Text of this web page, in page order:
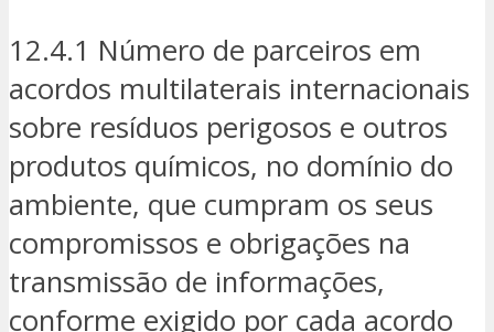
12.4.1 Número de parceiros em
acordos multilaterais internacionais
sobre resíduos perigosos e outros
produtos químicos, no domínio do
ambiente, que cumpram os seus
compromissos e obrigações na
transmissão de informações,
conforme exigido por cada acordo